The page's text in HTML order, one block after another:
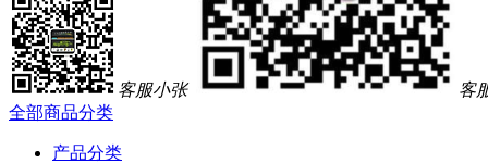
客服小张
客
全部商品分类
产品分类